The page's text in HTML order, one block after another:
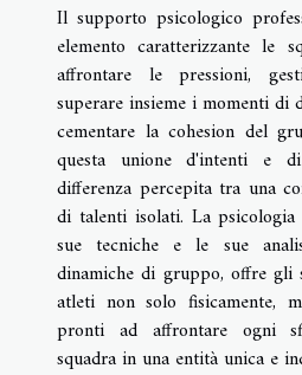
Il supporto psicologico
elemento caratterizzante le
affrontare le pressioni,
superare insieme i momenti di
cementare la cohesion del
questa unione d'intenti e
differenza percepita tra una
di talenti isolati. La
sue tecniche e le sue
dinamiche di gruppo, offre
atleti non solo fisicamente,
pronti ad affrontare ogni
squadra in una entità unica e